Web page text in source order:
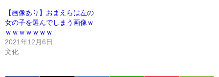
【画像あり】おまえらは左の
女の子を選んでしまう画像ｗ
ｗｗｗｗｗｗｗ
2021年12月6日
文化